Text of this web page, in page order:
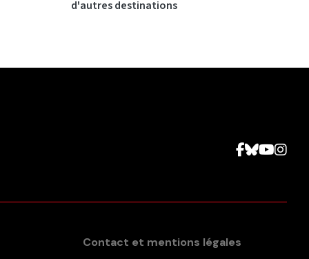
d'autres destinations
Contact et mentions légales